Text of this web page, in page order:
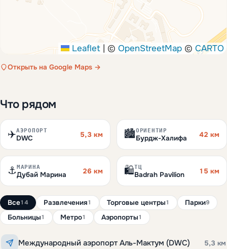
Leaflet | © OpenStreetMap © CARTO
Открыть на Google Maps →
Что рядом
✈️АЭРОПОРТ
DWC 5,3 км 🏙️ОРИЕНТИР
Бурдж-Халифа 42 км
⚓ МАРИНА
Дубай Марина 26 км 🛍️ТЦ
Badrah Pavilion 15 км
Все14 Развлечения1 Торговые центры1 Парки9
Больницы1 Метро1 Аэропорты1
Международный аэропорт Аль-Мактум (DWC) 5,3 км